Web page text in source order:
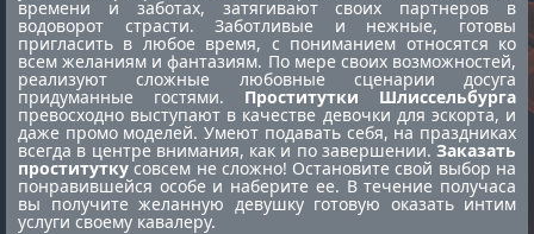
времени и заботах, затягивают своих партнеров в
водоворот страсти. Заботливые и нежные, готовы
пригласить в любое время, с пониманием относятся ко
всем желаниям и фантазиям. По мере своих возможностей,
реализуют сложные любовные сценарии досуга
придуманные гостями. Проститутки Шлиссельбурга
превосходно выступают в качестве девочки для эскорта, и
даже промо моделей. Умеют подавать себя, на праздниках
всегда в центре внимания, как и по завершении.Заказать
проституткусовсем не сложно! Остановите свой выбор на
понравившейся особе и наберите ее. В течение получаса
вы получите желанную девушку готовую оказать интим
услуги своему кавалеру.